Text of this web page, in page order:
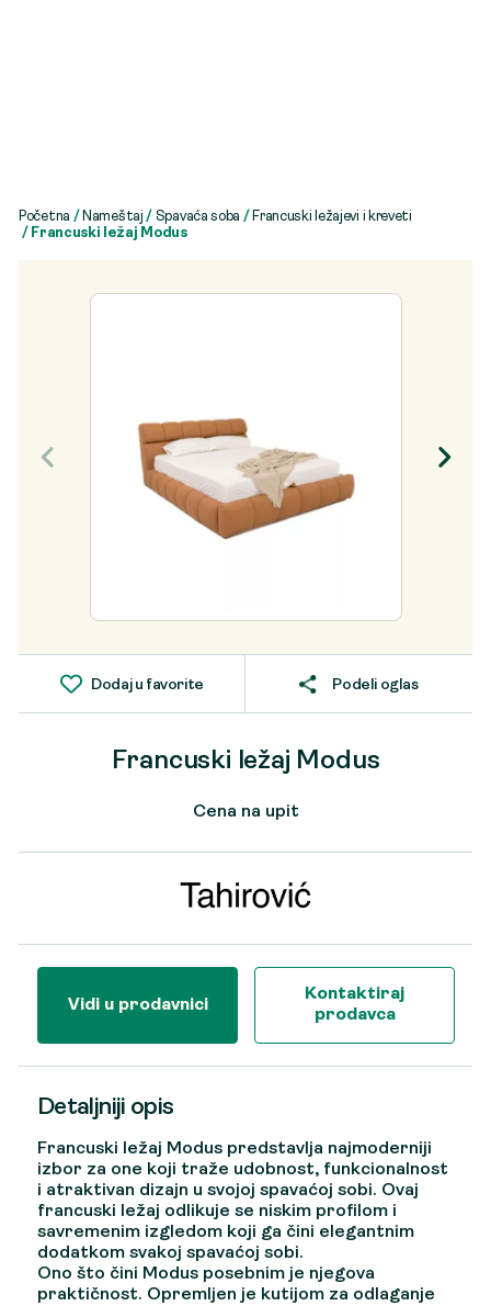
Početna / Nameštaj / Spavaća soba / Francuski ležajevi i kreveti
/ Francuski ležaj Modus
Dodaj u favorite Podeli oglas
Francuski ležaj Modus
Cena na upit
Vidi u prodavnici
Kontaktiraj
prodavca
Detaljniji opis
Francuski ležaj Modus predstavlja najmoderniji
izbor za one koji traže udobnost, funkcionalnost
i atraktivan dizajn u svojoj spavaćoj sobi. Ovaj
francuski ležaj odlikuje se niskim profilom i
savremenim izgledom koji ga čini elegantnim
dodatkom svakoj spavaćoj sobi.
Ono što čini Modus posebnim je njegova
praktičnost. Opremljen je kutijom za odlaganje